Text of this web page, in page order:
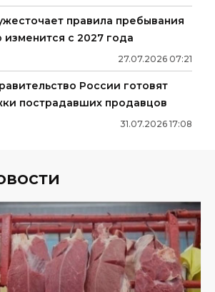
правила пребывания
изменится с 2027 года
27.07.2026 07:21
России готовят
пострадавших продавцов
31.07.2026 17:08